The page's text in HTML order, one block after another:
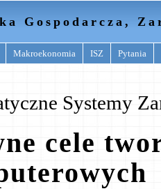
Gospodarcza,
Makroekonomia ISZ Pytania
Systemy
cele